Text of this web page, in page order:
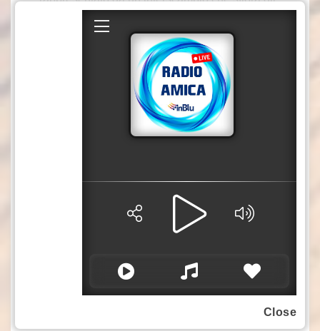
11 miliardi di euro e che vede in primo piano
regioni come la Lombardia, il Veneto e il Friuli
Venezia Giulia. “La mia idea è che dobbiamo
sviluppare la collaborazione economica anche
nell’Italia del Centro e del Sud”, ha osservato
Longar. “La cooperazione economica è davvero
intensa e diversificata, l’importanza del mercato
dalla crescita positiva dei flussi del commercio
estero”, ha ancora detto il capo missione a
Roma, ricordando “l’intensa cooperazione nel
dell’industria automobilistica”, ma anche
legname e derivati, prodotti del settore
Close